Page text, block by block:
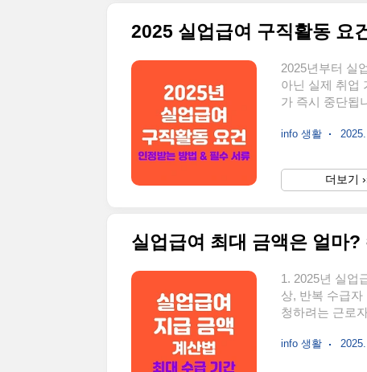
2025 실업급여 구직활동 요
2025년부터 실
아닌 실제 취업
가 즉시 중단됩
여기서는 구직
기준실업급여
적발될 경우 즉
info 생활 2025.
더보기
실업급여 최대 금액은 얼마
1. 2025년 실업
상, 반복 수급
청하려는 근로
금액하한액:
info 생활